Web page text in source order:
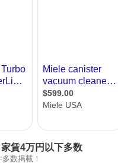
家賃4万円以下多数
数掲載！